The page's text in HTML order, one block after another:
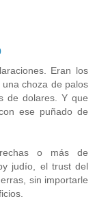
Eran los
choza de palos
de dolares. Y que
ese puñado de
o más de
judío, el trust del
sin importarle